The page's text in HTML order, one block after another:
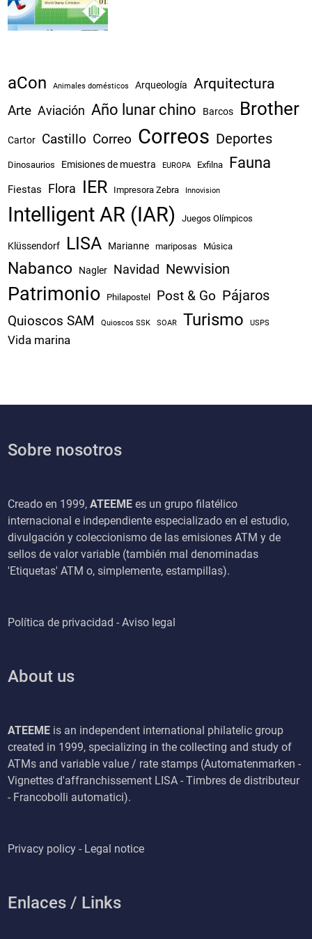
aCon Animales domésticos Arqueología Arquitectura
Arte Aviación Año lunar chino Barcos Brother
Cartor Castillo Correo Correos Deportes
Dinosaurios Emisiones de muestra EUROPA Exfilna Fauna
Fiestas Flora IER Impresora Zebra Innovision
Intelligent AR (IAR) Juegos Olímpicos
Klüssendorf LISA Marianne mariposas Música
Nabanco Nagler Navidad Newvision
Patrimonio Philapostel Post & Go Pájaros
Quioscos SAM Quioscos SSK SOAR Turismo USPS
Vida marina
Sobre nosotros
Creado en 1999,ATEEME es un grupo filatélico
internacional e independiente especializado en el estudio,
divulgación y coleccionismo de las emisiones ATM y de
sellos de valor variable (también mal denominadas
'Etiquetas' ATM o, simplemente, estampillas).
Política de privacidad - Aviso legal
About us
ATEEME is an independent international philatelic group
created in 1999, specializing in the collecting and study of
ATMs and variable value / rate stamps (Automatenmarken -
Vignettes d'affranchissement LISA - Timbres de distributeur
- Francobolli automatici).
Privacy policy - Legal notice
Enlaces / Links